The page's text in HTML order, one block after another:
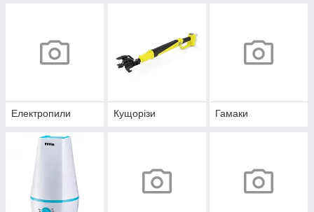
Електропили Кущорізи Гамаки